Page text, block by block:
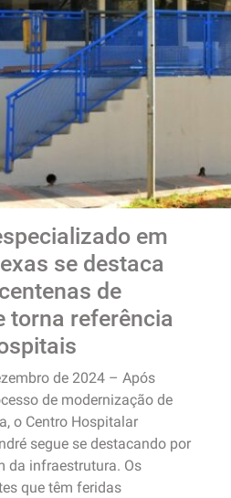
em
se destaca
de
torna referência
de 2024 – Após
de modernização de
o Centro Hospitalar
segue se destacando por
da infraestrutura. Os
que têm feridas